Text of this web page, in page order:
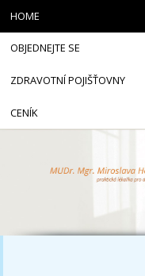
HOME
OBJEDNEJTE SE
ZDRAVOTNÍ POJIŠŤOVNY
CENÍK